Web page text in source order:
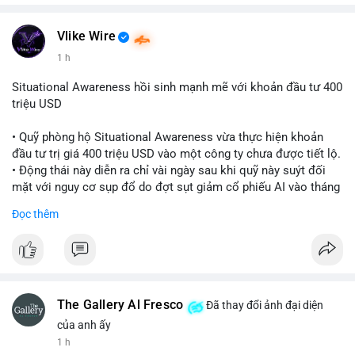
Vlike Wire
1 h
Situational Awareness hồi sinh mạnh mẽ với khoản đầu tư 400
triệu USD
• Quỹ phòng hộ Situational Awareness vừa thực hiện khoản
đầu tư trị giá 400 triệu USD vào một công ty chưa được tiết lộ.
• Động thái này diễn ra chỉ vài ngày sau khi quỹ này suýt đối
mặt với nguy cơ sụp đổ do đợt sụt giảm cổ phiếu AI vào tháng
• Sự trở lại này đánh dấu bước phục hồi đáng chú ý của quỹ
$btc $eth
Đọc thêm
The Gallery Al Fresco
Đã thay đổi ảnh đại diện
của anh ấy
1 h